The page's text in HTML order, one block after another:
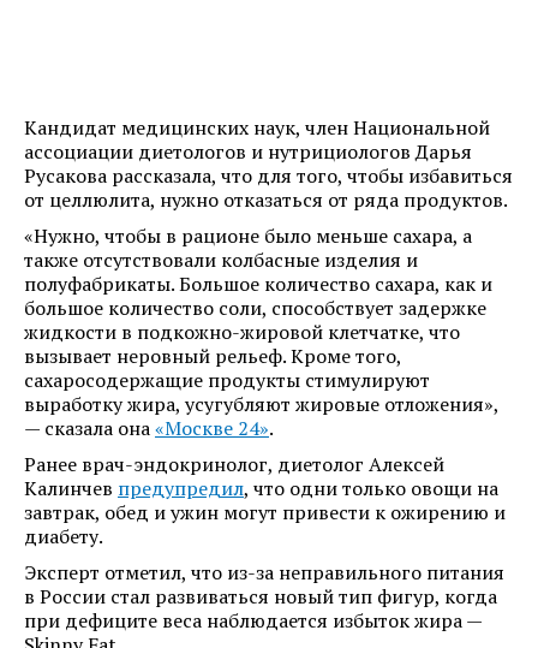
Кандидат медицинских наук, член Национальной
ассоциации диетологов и нутрициологов Дарья
Русакова рассказала, что для того, чтобы избавиться
от целлюлита, нужно отказаться от ряда продуктов.
«Нужно, чтобы в рационе было меньше сахара, а
также отсутствовали колбасные изделия и
полуфабрикаты. Большое количество сахара, как и
большое количество соли, способствует задержке
жидкости в подкожно-жировой клетчатке, что
вызывает неровный рельеф. Кроме того,
сахаросодержащие продукты стимулируют
выработку жира, усугубляют жировые отложения»,
— сказала она«Москве 24».
Ранее врач-эндокринолог, диетолог Алексей
Калинчев предупредил, что одни только овощи на
завтрак, обед и ужин могут привести к ожирению и
диабету.
Эксперт отметил, что из-за неправильного питания
в России стал развиваться новый тип фигур, когда
при дефиците веса наблюдается избыток жира —